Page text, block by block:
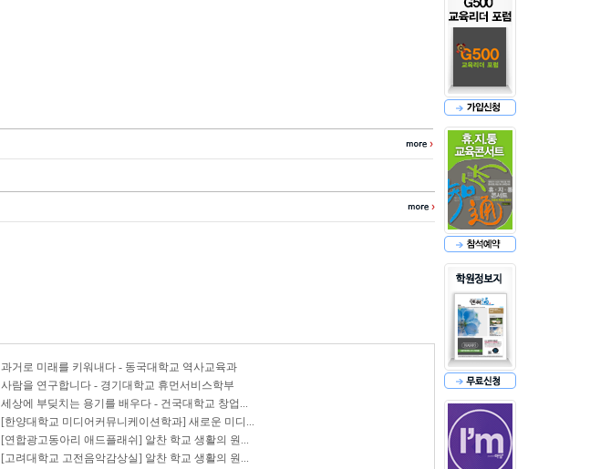
과거로 미래를 키워내다 - 동국대학교 역사교육과
사람을 연구합니다 - 경기대학교 휴먼서비스학부
세상에 부딪치는 용기를 배우다 - 건국대학교 창업...
[한양대학교 미디어커뮤니케이션학과] 새로운 미디...
[연합광고동아리 애드플래쉬] 알찬 학교 생활의 원...
[고려대학교 고전음악감상실] 알찬 학교 생활의 원...